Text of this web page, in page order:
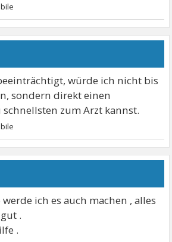
würde ich nicht bis
sondern direkt einen
zum Arzt kannst.
ich es auch machen , alles
.
.